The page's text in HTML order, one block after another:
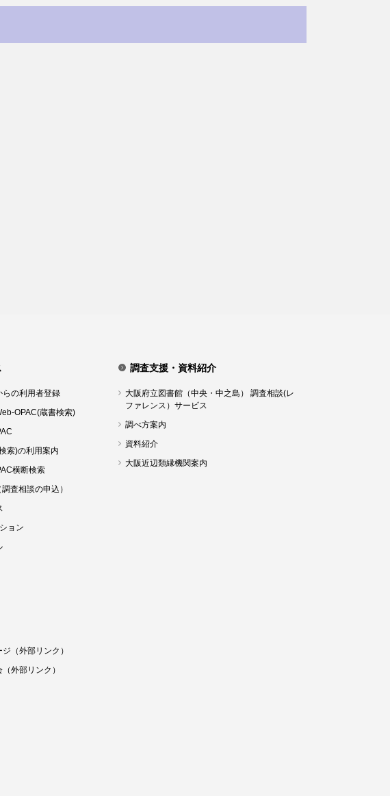
らの利用者登録
OPAC(蔵書検索)
索)の利用案内
横断検索
査相談の申込）
ョン
調査支援・資料紹介
大阪府立図書館（中央・中之島） 調査相談(レ
ファレンス）サービス
調べ方案内
資料紹介
大阪近辺類縁機関案内
（外部リンク）
外部リンク）